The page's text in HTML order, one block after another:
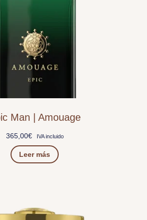
Man | Amouage
365,00€ IVA incluido
Leer más